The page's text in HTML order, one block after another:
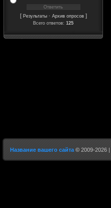
[ Результаты· Архив опросов]
Всего ответов: 125
Название вашего сайта © 2009-2026 |